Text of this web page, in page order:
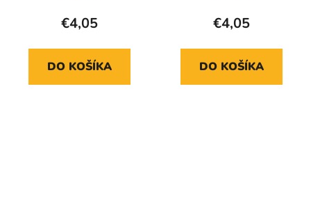
€4,05
DO KOŠÍKA
€4,05
DO KOŠÍKA